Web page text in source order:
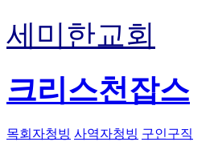
세미한교회
크리스천잡스
목회자청빙 사역자청빙 구인구직